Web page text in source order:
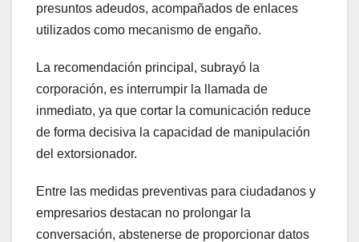
presuntos adeudos, acompañados de enlaces
utilizados como mecanismo de engaño.
La recomendación principal, subrayó la
corporación, es interrumpir la llamada de
inmediato, ya que cortar la comunicación reduce
de forma decisiva la capacidad de manipulación
del extorsionador.
Entre las medidas preventivas para ciudadanos y
empresarios destacan no prolongar la
conversación, abstenerse de proporcionar datos